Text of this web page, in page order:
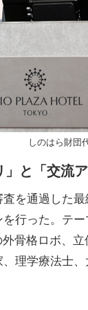
しのはら財団
と「交流
を通過した
行った。テ
骨格ロボ、
理学療法士